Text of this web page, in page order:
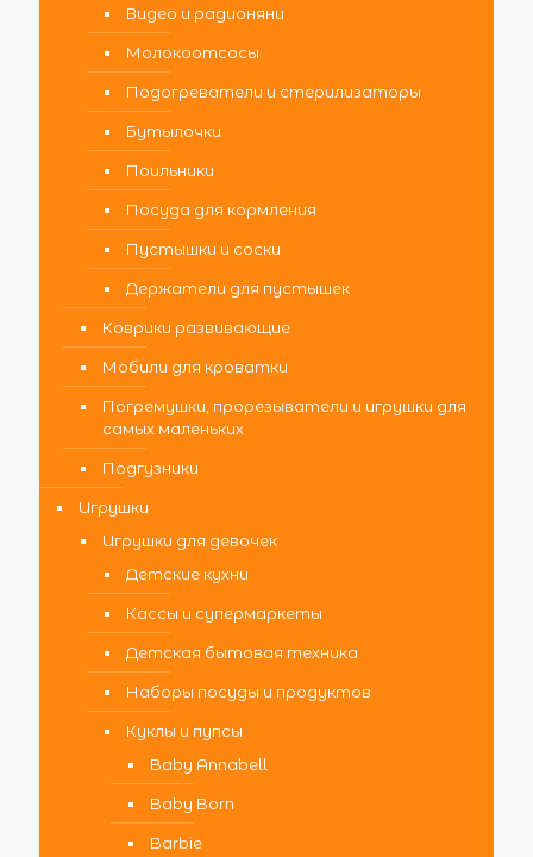
Видео и радионяни
Молокоотсосы
Подогреватели и стерилизаторы
Бутылочки
Поильники
Посуда для кормления
Пустышки и соски
Держатели для пустышек
Коврики развивающие
Мобили для кроватки
Погремушки, прорезыватели и игрушки для
самых маленьких
Подгузники
Игрушки
Игрушки для девочек
Детские кухни
Кассы и супермаркеты
Детская бытовая техника
Наборы посуды и продуктов
Куклы и пупсы
Baby Annabell
Baby Born
Barbie